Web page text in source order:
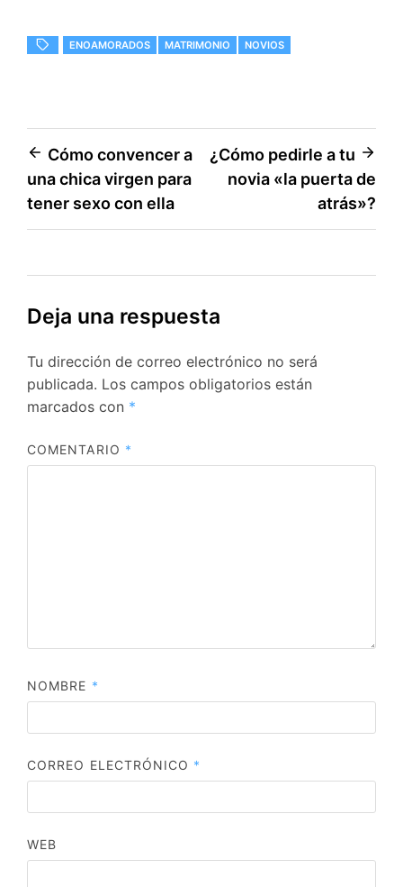
ENOAMORADOS MATRIMONIO NOVIOS
Navegación
de
entradas
Cómo convencer a
una chica virgen para
tener sexo con ella
¿Cómo pedirle a tu
novia «la puerta de
atrás»?
Deja una respuesta
Tu dirección de correo electrónico no será
publicada. Los campos obligatorios están
marcados con *
COMENTARIO *
NOMBRE *
CORREO ELECTRÓNICO *
WEB